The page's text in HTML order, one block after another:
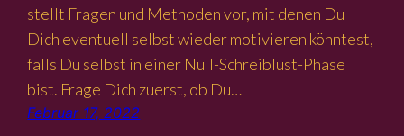
stellt Fragen und Methoden vor, mit denen Du
Dich eventuell selbst wieder motivieren könntest,
falls Du selbst in einer Null-Schreiblust-Phase
bist. Frage Dich zuerst, ob Du…
Februar 17, 2022